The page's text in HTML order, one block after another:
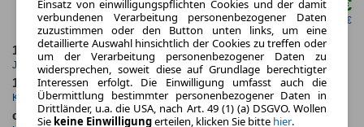
ab mtl.2.252,00 €
netto mtl. 1.892,44 €
10.000,0 km
Jahrliche Fahrleistung
36 Monate
Laufzeit
11 km
Kilometerstand
1.1
Leasingfaktor
ca. 368 kW (500 PS) Benzin
Einsatz von einwilligungspflichten Cookies und der damit
verbundenen Verarbeitung personenbezogener Daten
zuzustimmen oder den Button unten links, um eine
detaillierte Auswahl hinsichtlich der Cookies zu treffen oder
um der Verarbeitung personenbezogener Daten zu
widersprechen, soweit diese auf Grundlage berechtigter
Interessen erfolgt. Die Einwilligung umfasst auch die
Übermittlung bestimmter personenbezogener Daten in
Drittländer, u.a. die USA, nach Art. 49 (1) (a) DSGVO. Wollen
Sie keine Einwilligungerteilen, klicken Sie bitte hier.